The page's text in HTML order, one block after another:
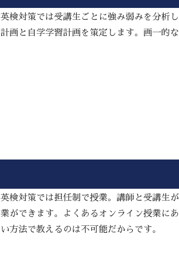
英検対策では受講生ごとに強み弱みを分析
計画と自学学習計画を策定します。画一的
英検対策では担任制で授業。講師と受講生
業ができます。よくあるオンライン授業に
い方法で教えるのは不可能だからです。